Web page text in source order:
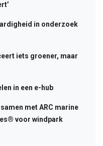
in onderzoek
iets groener, maar
in een e-hub
met ARC marine
voor windpark